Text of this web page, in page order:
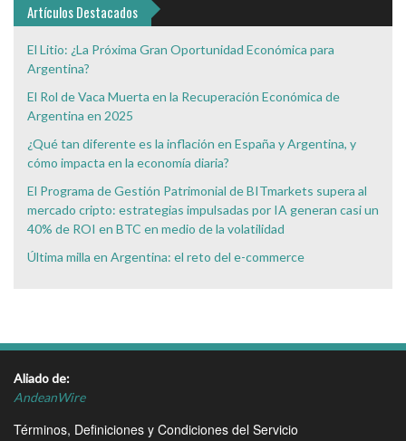
Artículos Destacados
El Litio: ¿La Próxima Gran Oportunidad Económica para
Argentina?
El Rol de Vaca Muerta en la Recuperación Económica de
Argentina en 2025
¿Qué tan diferente es la inflación en España y Argentina, y
cómo impacta en la economía diaria?
El Programa de Gestión Patrimonial de BITmarkets supera al
mercado cripto: estrategias impulsadas por IA generan casi un
40% de ROI en BTC en medio de la volatilidad
Última milla en Argentina: el reto del e-commerce
Aliado de:
AndeanWire
Términos, Definiciones y Condiciones del Servicio